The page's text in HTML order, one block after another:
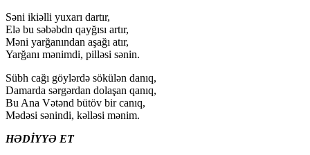
Səni ikiəlli yuxarı dartır,
Elə bu səbəbdn qayğısı artır,
Məni yarğanından aşağı atır,
Yarğanı mənimdi, pilləsi sənin.
Sübh cağı göylərdə sökülən danıq,
Damarda sərgərdan dolaşan qanıq,
Bu Ana Vətənd bütöv bir canıq,
Mədəsi sənindi, kəlləsi mənim.
HƏDİYYƏ ET